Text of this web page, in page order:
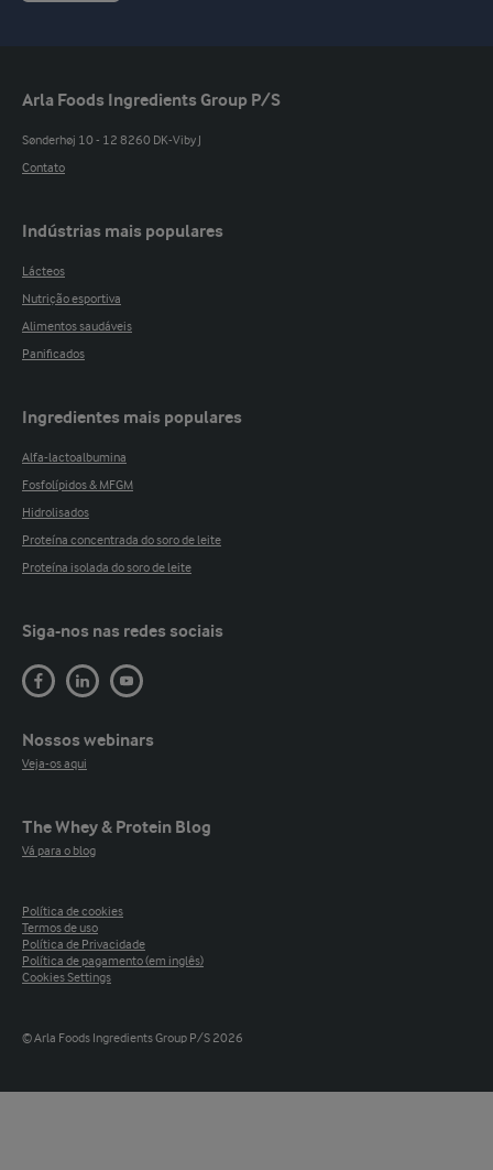
Arla Foods Ingredients Group P/S
Sønderhøj 10 - 12 8260 DK-Viby J
Contato
Indústrias mais populares
Lácteos
Nutrição esportiva
Alimentos saudáveis
Panificados
Ingredientes mais populares
Alfa-lactoalbumina
Fosfolípidos & MFGM
Hidrolisados
Proteína concentrada do soro de leite
Proteína isolada do soro de leite
Siga-nos nas redes sociais
Nossos webinars
Veja-os aqui
The Whey & Protein Blog
Vá para o blog
Política de cookies
Termos de uso
Política de Privacidade
Política de pagamento (em inglês)
Cookies Settings
© Arla Foods Ingredients Group P/S 2026